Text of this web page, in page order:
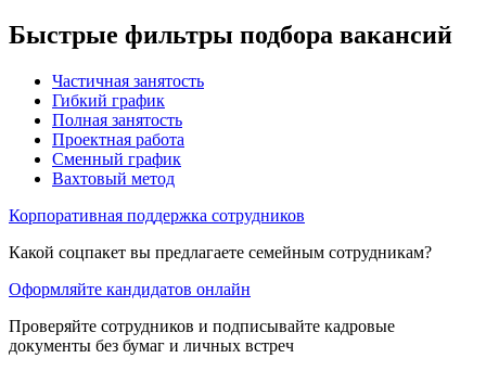
Быстрые фильтры подбора вакансий
Частичная занятость
Гибкий график
Полная занятость
Проектная работа
Сменный график
Вахтовый метод
Корпоративная поддержка сотрудников
Какой соцпакет вы предлагаете семейным сотрудникам?
Оформляйте кандидатов онлайн
Проверяйте сотрудников и подписывайте кадровые
документы без бумаг и личных встреч